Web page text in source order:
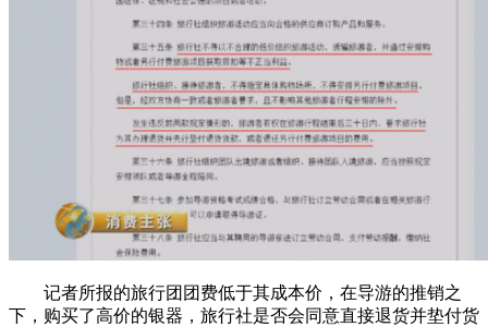
记者所报的旅行团团费低于其成本价，在导游的推销之
下，购买了高价的银器，旅行社是否会同意直接退货并垫付货